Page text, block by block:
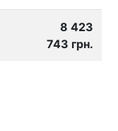
8 423
743 грн.